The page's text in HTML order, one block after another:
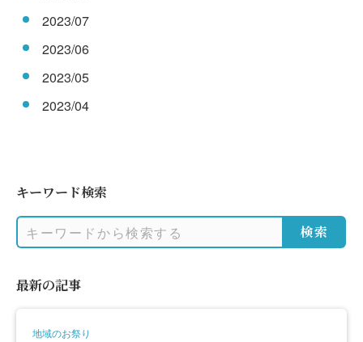
2023/07
2023/06
2023/05
2023/04
キーワード検索
検索
最新の記事
地域のお祭り